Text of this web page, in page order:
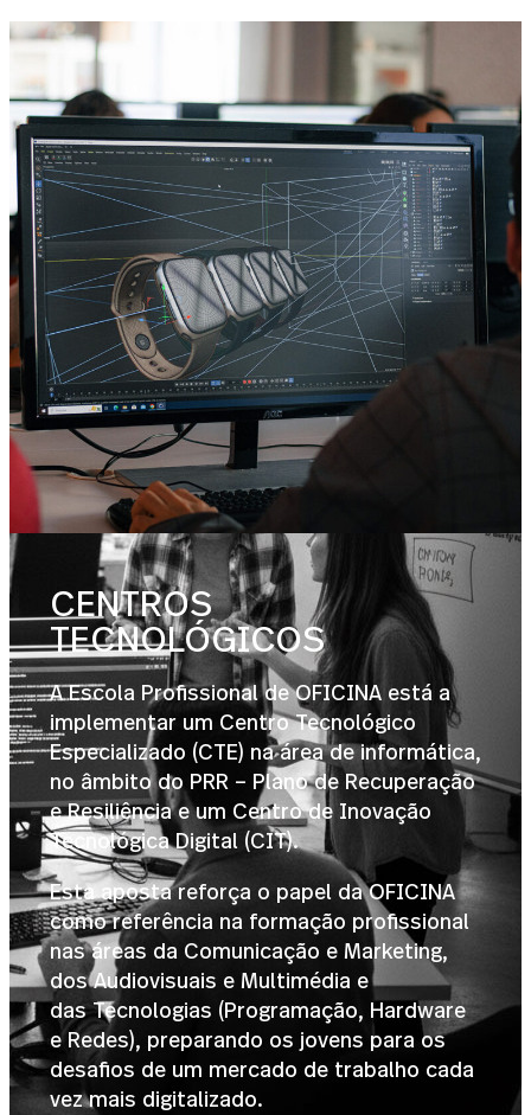
CENTROS
TECNOLÓGICOS
A Escola Profissional de OFICINA está a
implementar um Centro Tecnológico
Especializado (CTE) na área de informática,
no âmbito do PRR – Plano de Recuperação
e Resiliência e um Centro de Inovação
Tecnológica Digital (CIT).
Esta aposta reforça o papel da OFICINA
como referência na formação profissional
nas áreas da Comunicação e Marketing,
dos Audiovisuais e Multimédia e
das Tecnologias (Programação, Hardware
e Redes), preparando os jovens para os
desafios de um mercado de trabalho cada
vez mais digitalizado.